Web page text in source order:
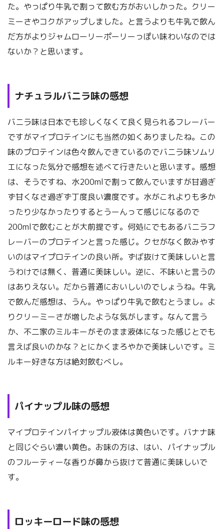
た。やっぱり牛乳で割って飲む方がおいしかった。クリー
ミーさやコクがアップしました。と言うよりも牛乳で飲ん
だ方がよりジャムローリーポーリーっぽい味わいなのでは
ないか？と思います。
ナチュラルバニラ味の感想
バニラ味は日本でも珍しくなくて良く見られるフレーバー
ですがマイプロテインにも当然の如くありましたね。この
味のプロテインは色々飲んできているのでバニラ味ソムリ
エになった気分で感想を述べて行きたいと思います。感想
は、そうですね、水200mlで割って飲んでいますが甘過ぎ
ず甘くなさ過ぎず丁度良い濃度です。水がこれよりも多か
ったり少なかったりするとうーんって感じになるので
200mlで飲むことが大前提です。何処にでもあるバニラフ
レーバーのプロテインと言った感じ。クセがなく飲みやす
いのはマイプロテインの良い所。ずば抜けて美味しいと言
うわけでは無く、普通に美味しい。逆に、不味いと言うの
はありえない。だから普通においしいのでしょうね。牛乳
で飲んだ感想は、うん。やっぱり牛乳で飲むとうまし。よ
りクリーミーさが増したような気がします。なんて言う
か、不二家のミルキーがそのまま液体になった感じとでも
言えば良いのかな？とにかくまろやかで美味しいです。ミ
ルキー好きな方は絶対飲むべし。
パイナップル味の感想
マイプロテインパイナップル液体は黄色いです。バナナ味
と同じぐらい濃い黄色。お味の方は、はい、パイナップル
のフルーティーな香りが鼻から抜けて普通に美味しいで
す。
ロッキーロード味の感想